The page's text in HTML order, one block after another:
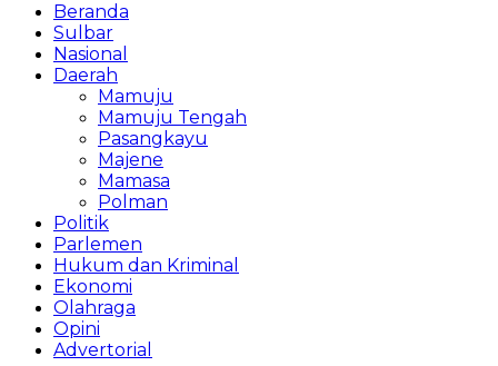
Beranda
Sulbar
Nasional
Daerah
Mamuju
Mamuju Tengah
Pasangkayu
Majene
Mamasa
Polman
Politik
Parlemen
Hukum dan Kriminal
Ekonomi
Olahraga
Opini
Advertorial